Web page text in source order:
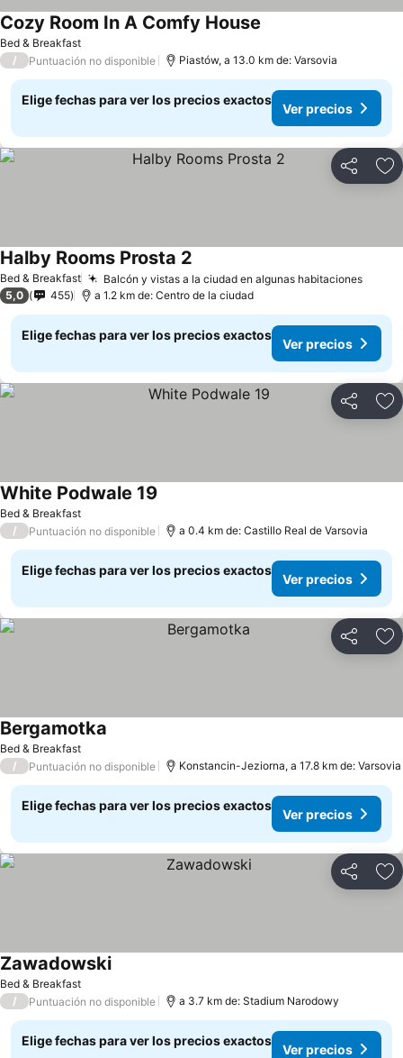
Bed & Breakfast
Cozy Room In A Comfy House
/ Puntuación no disponible Piastów, a 13.0 km de: Varsovia
Elige fechas para ver los precios exactos
Ver precios
Compartir
Bed & Breakfast Balcón y vistas a la ciudad en algunas habitacionesVer
Halby Rooms Prosta 2
5,0 455 a 1.2 km de: Centro de la ciudad
Elige fechas para ver los precios exactos
Ver precios
Compartir
Bed & Breakfast
White Podwale 19
/ Puntuación no disponible a 0.4 km de: Castillo Real de Varsovia
Elige fechas para ver los precios exactos
Ver precios
Compartir
Bed & Breakfast
Bergamotka
/ Puntuación no disponible Konstancin-Jeziorna, a 17.8 km de: Varsovia
Elige fechas para ver los precios exactos
Ver precios
Compartir
Bed & Breakfast
ZawadowskiVer precios
/ Puntuación no disponible a 3.7 km de: Stadium Narodowy
Elige fechas para ver los precios exactos
Ver precios